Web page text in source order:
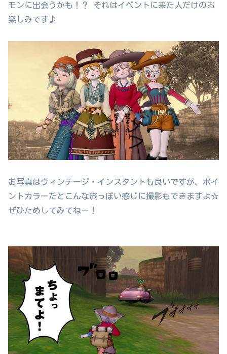
モンに出会うかも！？ それはイベントに来た人だけのお
楽しみです♪
お写真はヴィンテージ・インスタントも良いですが、ポイ
ントカラーだとこんな旅っぽい感じに撮影もできますよ☆
ぜひためしてみてねー！